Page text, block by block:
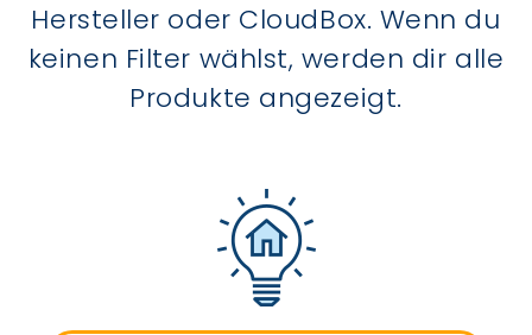
Hersteller oder CloudBox. Wenn du
keinen Filter wählst, werden dir alle
Produkte angezeigt.